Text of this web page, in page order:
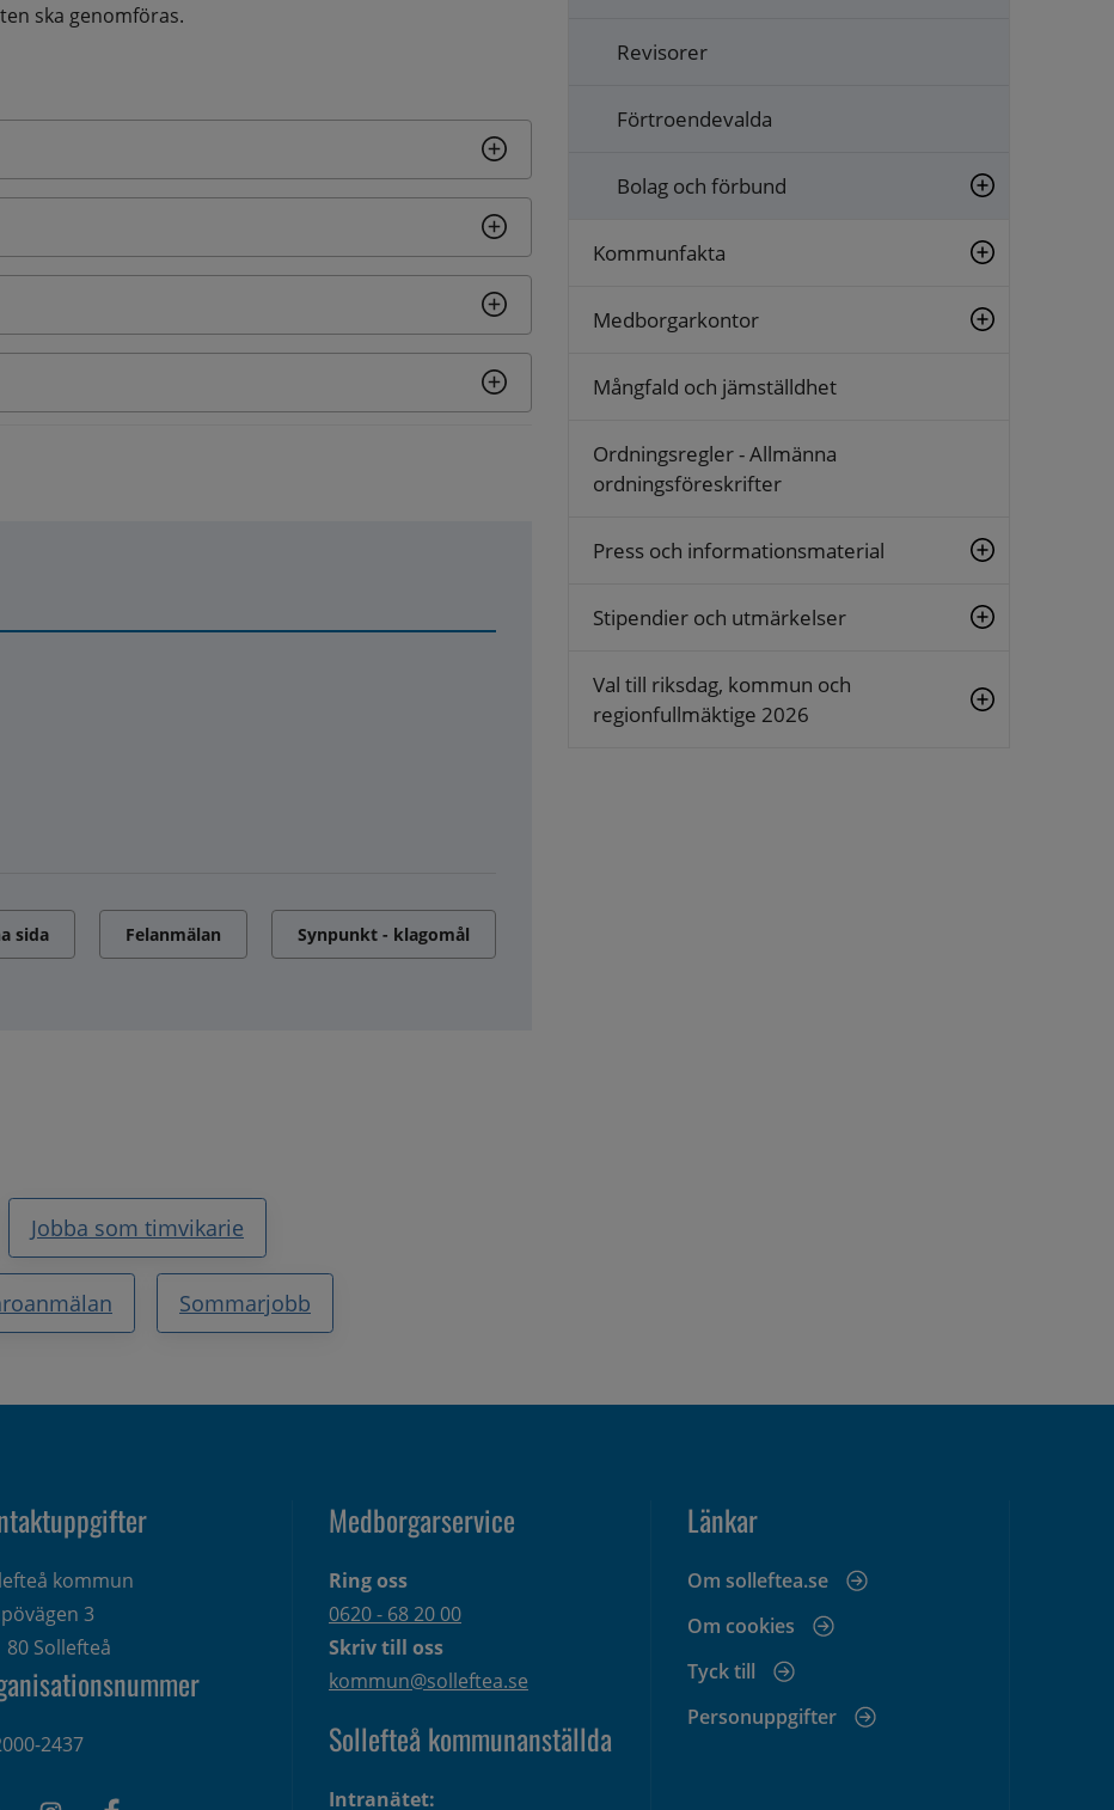
ska genomföras.
sida Felanmälan Synpunkt - klagomål
Jobba som timvikarie
Sommarjobb
Revisorer
Förtroendevalda
Bolag och förbund
Kommunfakta
Medborgarkontor
Mångfald och jämställdhet
Ordningsregler - Allmänna
ordningsföreskrifter
Press och informationsmaterial
Stipendier och utmärkelser
Val till riksdag, kommun och
regionfullmäktige 2026
kommun
3
80 Sollefteå
2437
Medborgarservice
Ring oss
0620 - 68 20 00
Skriv till oss
kommun@solleftea.se
Sollefteå kommunanställda
Intranätet:
Länkar
Om solleftea.se
Om cookies
Tyck till
Personuppgifter